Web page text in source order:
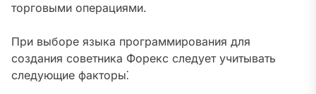
торговыми операциями.
При выборе языка программирования для
создания советника Форекс следует учитывать
следующие факторы⁚